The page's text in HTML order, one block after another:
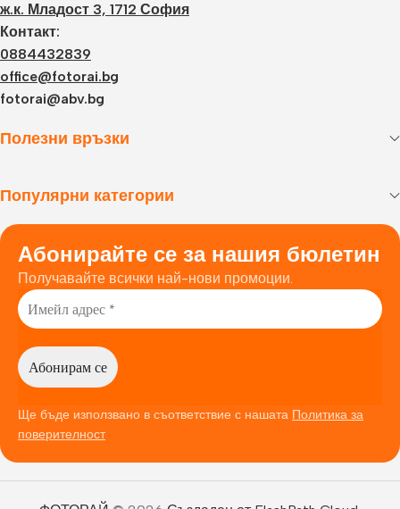
ж.к. Младост 3, 1712 София
Контакт:
0884432839
office@fotorai.bg
fotorai@abv.bg
Полезни връзки
Популярни категории
Абонирайте се за нашия бюлетин
Получавайте всички най-нови промоции.
Ще бъде използвано в съответствие с нашата Политика за
поверителност